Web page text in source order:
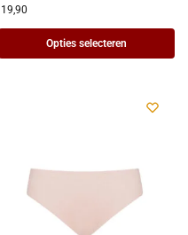
19,90
Opties selecteren